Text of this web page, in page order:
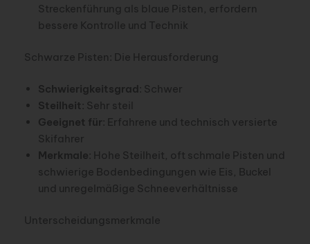
Streckenführung als blaue Pisten, erfordern
bessere Kontrolle und Technik
Schwarze Pisten: Die Herausforderung
Schwierigkeitsgrad : Schwer
Steilheit : Sehr steil
Geeignet für : Erfahrene und technisch versierte
Skifahrer
Merkmale : Hohe Steilheit, oft schmale Pisten und
schwierige Bodenbedingungen wie Eis, Buckel
und unregelmäßige Schneeverhältnisse
Unterscheidungsmerkmale